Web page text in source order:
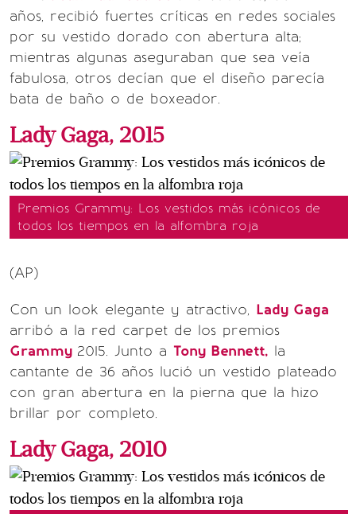
años, recibió fuertes críticas en redes sociales
por su vestido dorado con abertura alta;
mientras algunas aseguraban que sea veía
fabulosa, otros decían que el diseño parecía
bata de baño o de boxeador.
Lady Gaga, 2015
Premios Grammy: Los vestidos más icónicos de
todos los tiempos en la alfombra roja
(AP)
Con un look elegante y atractivo, Lady Gaga
arribó a la red carpet de los premios
Grammy 2015. Junto a Tony Bennett, la
cantante de 36 años lució un vestido plateado
con gran abertura en la pierna que la hizo
brillar por completo.
Lady Gaga, 2010